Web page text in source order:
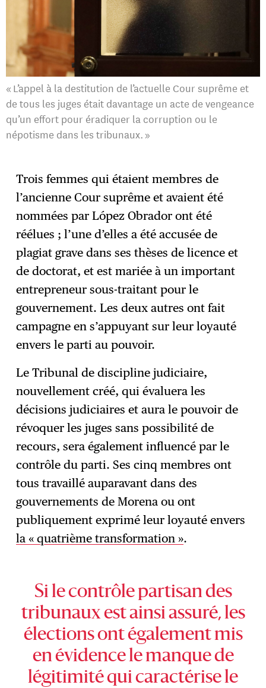
« L’appel à la destitution de l’actuelle Cour suprême et
de tous les juges était davantage un acte de vengeance
qu’un effort pour éradiquer la corruption ou le
népotisme dans les tribunaux. »
Trois femmes qui étaient membres de
l’ancienne Cour suprême et avaient été
nommées par López Obrador ont été
réélues ; l’une d’elles a été accusée de
plagiat grave dans ses thèses de licence et
de doctorat, et est mariée à un important
entrepreneur sous-traitant pour le
gouvernement. Les deux autres ont fait
campagne en s’appuyant sur leur loyauté
envers le parti au pouvoir.
Le Tribunal de discipline judiciaire,
nouvellement créé, qui évaluera les
décisions judiciaires et aura le pouvoir de
révoquer les juges sans possibilité de
recours, sera également influencé par le
contrôle du parti. Ses cinq membres ont
tous travaillé auparavant dans des
gouvernements de Morena ou ont
publiquement exprimé leur loyauté envers
la « quatrième transformation ».
Si le contrôle partisan des
tribunaux est ainsi assuré, les
élections ont également mis
en évidence le manque de
légitimité qui caractérise le